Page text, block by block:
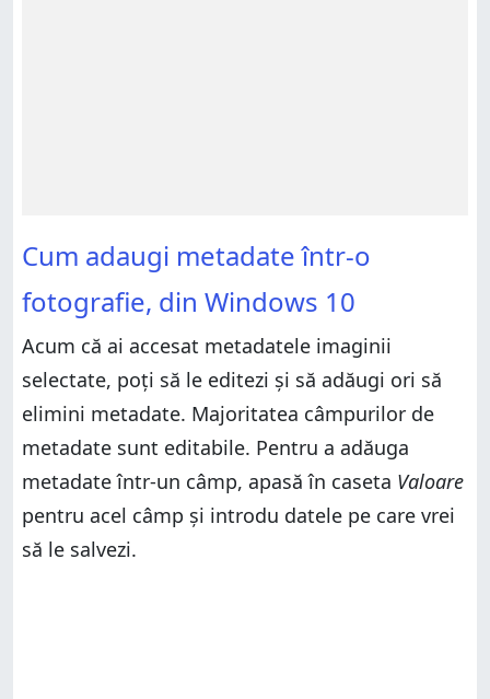
Cum adaugi metadate într-o
fotografie, din Windows 10
Acum că ai accesat metadatele imaginii
selectate, poți să le editezi și să adăugi ori să
elimini metadate. Majoritatea câmpurilor de
metadate sunt editabile. Pentru a adăuga
metadate într-un câmp, apasă în caseta Valoare
pentru acel câmp și introdu datele pe care vrei
să le salvezi.